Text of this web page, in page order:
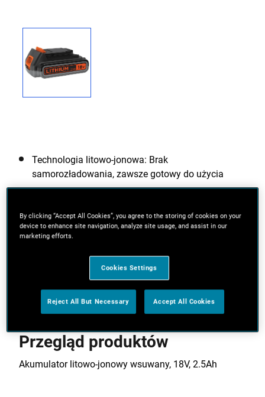
Technologia litowo-jonowa: Brak
samorozładowania, zawsze gotowy do użycia
monitorowanie wszystkich funkcji akumulatora
Najnowocześniejsza technologia: Brak
Zobacz więcej funkcji
Przegląd produktów
Akumulator litowo-jonowy wsuwany, 18V, 2.5Ah
By clicking “Accept All Cookies”, you agree to the storing of cookies on your
device to enhance site navigation, analyze site usage, and assist in our
marketing efforts.
Cookies Settings
Reject All But Necessary Accept All Cookies